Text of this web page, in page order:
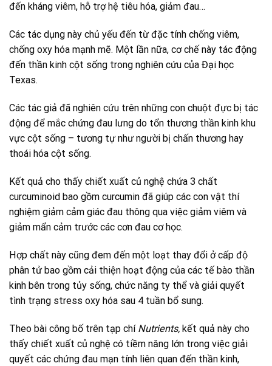
đến kháng viêm, hỗ trợ hệ tiêu hóa, giảm đau…
Các tác dụng này chủ yếu đến từ đặc tính chống viêm,
chống oxy hóa mạnh mẽ. Một lần nữa, cơ chế này tác động
đến thần kinh cột sống trong nghiên cứu của Đại học
Texas.
Các tác giả đã nghiên cứu trên những con chuột đực bị tác
động để mắc chứng đau lưng do tổn thương thần kinh khu
vực cột sống – tương tự như người bị chấn thương hay
thoái hóa cột sống.
Kết quả cho thấy chiết xuất củ nghệ chứa 3 chất
curcuminoid bao gồm curcumin đã giúp các con vật thí
nghiệm giảm cảm giác đau thông qua việc giảm viêm và
giảm mẩn cảm trước các cơn đau cơ học.
Hợp chất này cũng đem đến một loạt thay đổi ở cấp độ
phân tử bao gồm cải thiện hoạt động của các tế bào thần
kinh bên trong tủy sống, chức năng ty thể và giải quyết
tình trạng stress oxy hóa sau 4 tuần bổ sung.
Theo bài công bố trên tạp chíNutrients, kết quả này cho
thấy chiết xuất củ nghệ có tiềm năng lớn trong việc giải
quyết các chứng đau mạn tính liên quan đến thần kinh,